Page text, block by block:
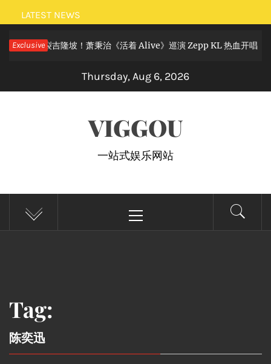
Skip
to
content
LATEST NEWS
Exclusive
滚狂欢炸裂吉隆坡！萧秉治《活着 Alive》巡演 Zepp KL 热血开唱
Thursday, Aug 6, 2026
VIGGOU
一站式娱乐网站
Menu
Tag:
陈奕迅